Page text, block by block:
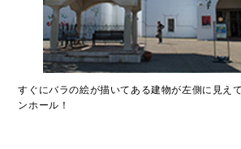
すぐにバラの絵が描いてある建物が左側に見え
ンホール！